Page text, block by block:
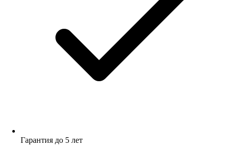
Гарантия до 5 лет